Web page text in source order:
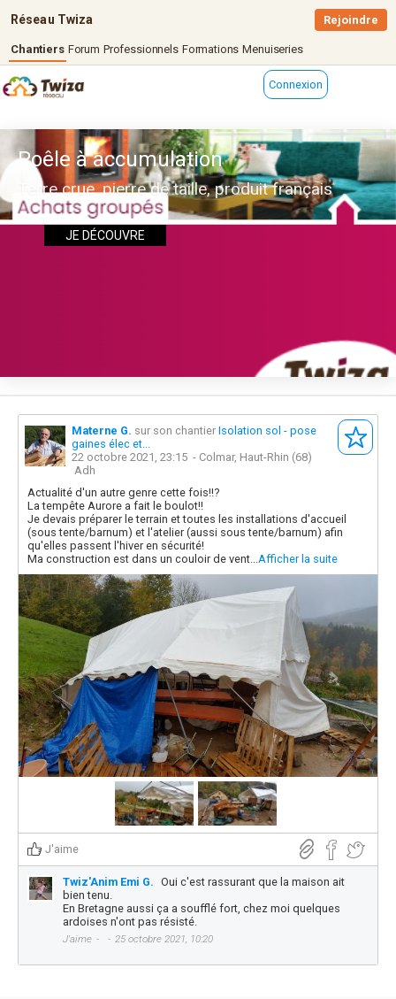
Réseau Twiza
Chantiers Forum Professionnels Formations Menuiseries
Rejoindre
Connexion
Poêle à accumulation
Terre crue, pierre de taille, produit français
JE DÉCOUVRE
Materne G. sur son chantier Isolation sol - pose
gaines élec et...
22 octobre 2021, 23:15 - Colmar, Haut-Rhin (68)
Adh
Actualité d'un autre genre cette fois!!?
La tempête Aurore a fait le boulot!!
Je devais préparer le terrain et toutes les installations d'accueil
(sous tente/barnum) et l'atelier (aussi sous tente/barnum) afin
qu'elles passent l'hiver en sécurité!
Ma construction est dans un couloir de vent...Afficher la suite
J'aime
Twiz'Anim Emi G. Oui c'est rassurant que la maison ait
bien tenu.
En Bretagne aussi ça a soufflé fort, chez moi quelques
ardoises n'ont pas résisté.
J'aime 25 octobre 2021, 10:20